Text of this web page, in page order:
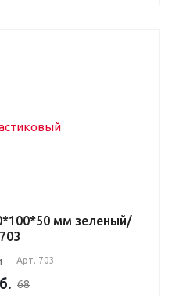
мм зеленый/
Арт. 703
68